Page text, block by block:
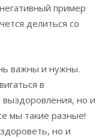
пример
делиться со
важны и нужны.
в
выздоровления, но и
мы такие разные!
но и